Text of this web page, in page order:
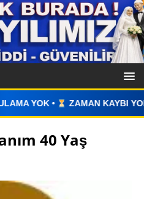
KAYBI YOK • İLAN VERİN •
40 Yaş